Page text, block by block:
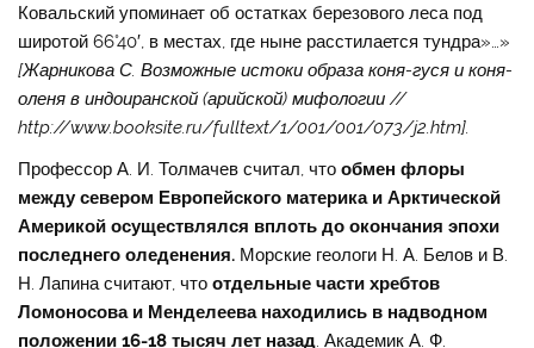
Ковальский упоминает об остатках березового леса под
широтой 66°40′, в местах, где ныне расстилается тундра»…»
[Жарникова С. Возможные истоки образа коня-гуся и коня-
оленя в индоиранской (арийской) мифологии //
http://www.booksite.ru/fulltext/1/001/001/073/j2.htm].
Профессор А. И. Толмачев считал, чтообмен флоры
между севером Европейского материка и Арктической
Америкой осуществлялся вплоть до окончания эпохи
последнего оледенения. Морские геологи Н. А. Белов и В.
Н. Лапина считают, чтоотдельные части хребтов
Ломоносова и Менделеева находились в надводном
положении 16-18 тысяч лет назад. Академик А. Ф.